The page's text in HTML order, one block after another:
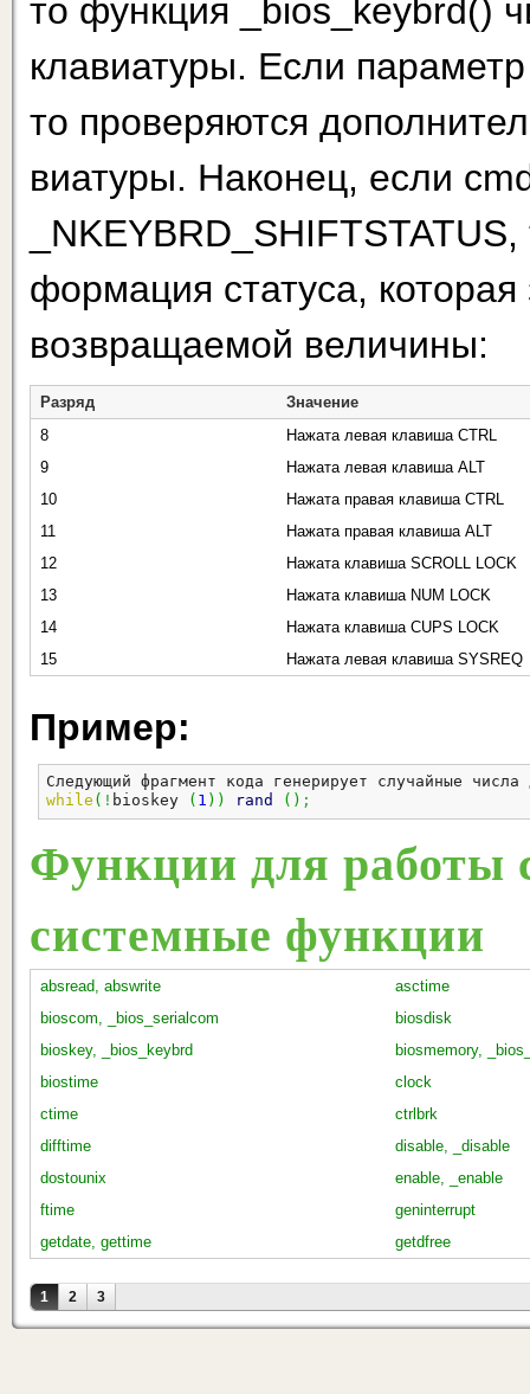
то функция _bios_keybrd()
клавиатуры. Если
то проверяются
виатуры. Наконец, если
формация статуса,
возвращаемой величины:
Разряд
Значение
8
Нажата левая клавиша CTRL
9
Нажата левая клавиша ALT
10
Нажата правая клавиша CTRL
11
Нажата правая клавиша ALT
12
Нажата клавиша SCROLL LOCK
13
Нажата клавиша NUM LOCK
14
Нажата клавиша CUPS LOCK
15
Нажата левая клавиша SYSREQ
Пример:
Следующий фрагмент кода генерирует случайные
while ( ! bioskey ( 1 ) ) rand ( ) ;
Функции для работы
системные функции
absread, abswrite
asctime
bioscom, _bios_serialcom
biosdisk
bioskey, _bios_keybrd
biosmemory,
biostime
clock
ctime
ctrlbrk
difftime
disable, _disable
dostounix
enable, _enable
ftime
geninterrupt
getdate, gettime
getdfree
Страницы
1 2 3